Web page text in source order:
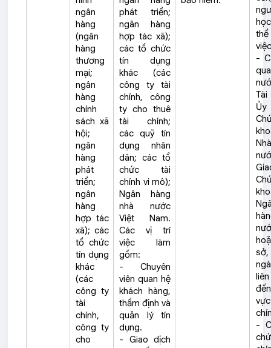
ngân
hàng
(ngân
hàng
thương
mại;
ngân
hàng
chính
sách xã
hội;
ngân
hàng
phát
triển;
ngân
hàng
hợp tác
xã); các
tổ chức
tín dụng
khác
(các
công ty
tài
chính,
công ty
cho
phát triển;
ngân hàng
hợp tác xã);
các tổ chức
tín dụng
khác (các
công ty tài
chính, công
ty cho thuê
tài chính;
các quỹ tín
dụng nhân
dân; các tổ
chức tài
chính vi mô);
Ngân hàng
nhà nước
Việt Nam.
Các vị trí
việc làm
gồm:
- Chuyên
viên quan hệ
khách hàng,
thẩm định và
quản lý tín
dụng.
- Giao dịch
-
Tài
Nhà
-